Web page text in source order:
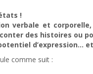
!
verbale et
des histoires ou
d’expression…
comme suit :